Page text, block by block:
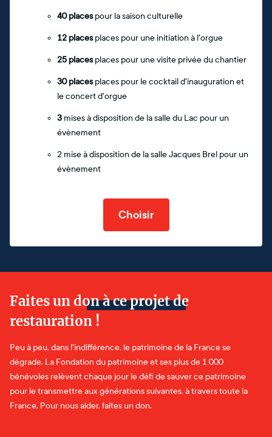
40 placespour la saison culturelle
12 placesplaces pour une initiation à l'orgue
25 placesplaces pour une visite privée du chantier
30 placesplaces pour le cocktail d'inauguration et
le concert d'orgue
3 mises à disposition de la salle du Lac pour un
évènement
2 mise à disposition de la salle Jacques Brel pour un
évènement
Choisir
Faites un don à ce projet de
restauration !
Peu à peu, dans l'indifférence, le patrimoine de la France se
dégrade. La Fondation du patrimoine et ses plus de 1 000
bénévoles relèvent chaque jour le défi de sauver ce patrimoine
pour le transmettre aux générations suivantes, à travers toute la
France. Pour nous aider, faites un don.